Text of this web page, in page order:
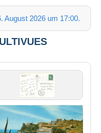
August 2026 um 17:00.